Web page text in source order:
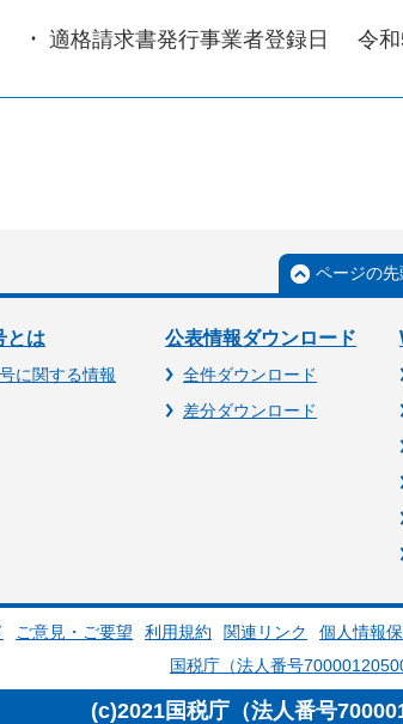
適格請求書発行事業者登録日 令
ページの
とは
に関する情報
公表情報ダウンロード
全件ダウンロード
差分ダウンロード
ご意見・ご要望 利用規約 関連リンク 個人情報
国税庁（法人番号
(c)2021国税庁（法人番号